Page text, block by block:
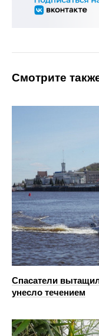
Смотрите
Спасатели
унесло течением